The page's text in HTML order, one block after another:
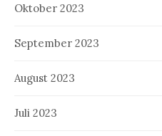
Oktober 2023
September 2023
August 2023
Juli 2023